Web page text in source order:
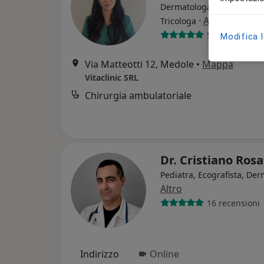
Dermatologa, Venereologa,
Tricologa · Altro
59 recensioni
Via Matteotti 12, Medole • Mappa
Vitaclinic SRL
Chirurgia ambulatoriale
Dr. Cristiano
Pediatra, Ecografista,
Altro
16 recensioni
Indirizzo Online
Modifica